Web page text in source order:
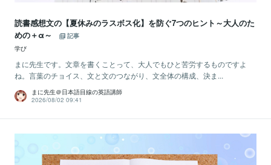
読書感想文の【夏休みのラスボス化】を防ぐ7つのヒント～大人のた
めの＋α～
記事
学び
まに先生です。文章を書くことって、大人でもひと苦労するものですよ
ね。言葉のチョイス、文と文のつながり、文全体の構成、決ま...
まに先生＠日本語目線の英語講師
2026/08/02 09:41